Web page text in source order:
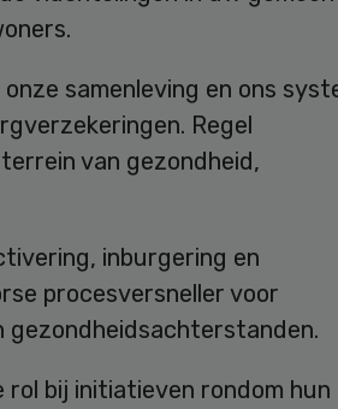
samenleving en ons
Regel
van gezondheid,
inburgering en
procesversneller voor
gezondheidsachterstanden.
rol bij initiatieven rondom hun